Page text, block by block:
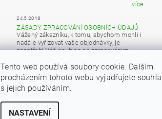
více
24.5.2018
ZÁSADY ZPRACOVÁNÍ OSOBNÍCH ÚDAJŮ
Vážený zákazníku, k tomu, abychom mohli i
nadále vyřizovat vaše objednávky, je
zapotřebí Váš souhlas se zpracováním
více
Upravit nastavení cookies
Tento web používá soubory cookie. Dalším
procházením tohoto webu vyjadřujete
s jejich používáním.
NASTAVENÍ